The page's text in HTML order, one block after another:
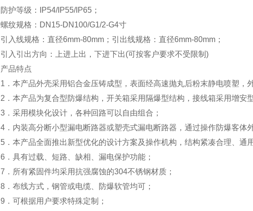
防护等级：IP54/IP55/IP65；
螺纹规格：DN15-DN100/G1/2-G4寸
引入线规格：直径6mm-80mm；引出线规格：直径6mm-80mm；
引入引出方向：上进上出，下进下出(可按客户要求不受限制)
产品特点
1．本产品外壳采用铝合金压铸成型，表面经高速抛丸后粉末静电喷塑，
2．本产品为复合型防爆结构，开关箱采用隔爆型结构，接线箱采用增安
3．采用模块化设计，各种回路可以自由组合；
4．内装高分断小型漏电断路器或塑壳式漏电断路器，通过操作防爆客体
5．本产品全面推出新型优化的设计方案及操作机构，结构紧凑合理、通
6．具有过载、短路、缺相、漏电保护功能；
7．所有紧固件均采用抗强腐蚀的304不锈钢材质；
8．布线方式，钢管或电缆、防爆软管均可；
9．可根据用户要求特殊定制；